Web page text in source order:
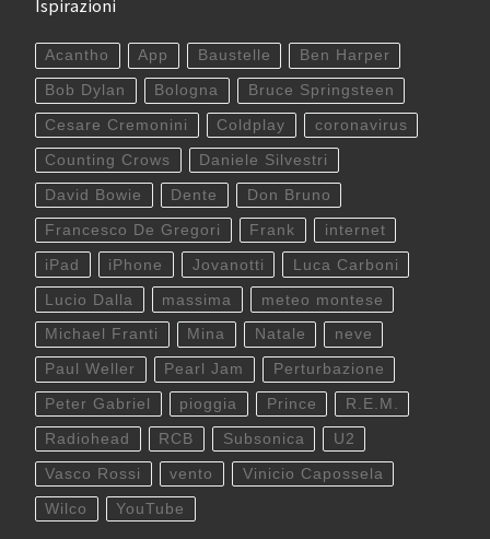
Ispirazioni
Acantho App Baustelle Ben Harper
Bob Dylan Bologna Bruce Springsteen
Cesare Cremonini Coldplay coronavirus
Counting Crows Daniele Silvestri
David Bowie Dente Don Bruno
Francesco De Gregori Frank internet
iPad iPhone Jovanotti Luca Carboni
Lucio Dalla massima meteo montese
Michael Franti Mina Natale neve
Paul Weller Pearl Jam Perturbazione
Peter Gabriel pioggia Prince R.E.M.
Radiohead RCB Subsonica U2
Vasco Rossi vento Vinicio Capossela
Wilco YouTube